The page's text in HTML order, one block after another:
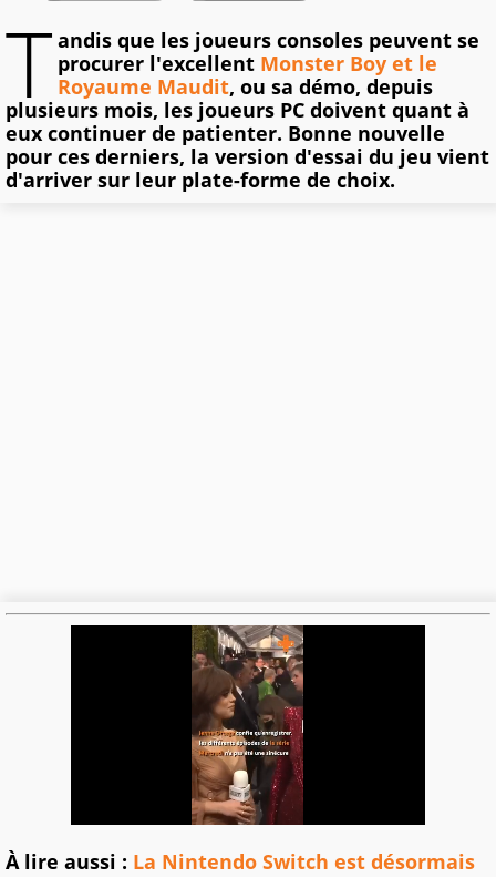
T andis que les joueurs consoles peuvent se
procurer l'excellent Monster Boy et le
Royaume Maudit, ou sa démo, depuis
plusieurs mois, les joueurs PC doivent quant à
eux continuer de patienter. Bonne nouvelle
pour ces derniers, la version d'essai du jeu vient
d'arriver sur leur plate-forme de choix.
À lire aussi : La Nintendo Switch est désormais